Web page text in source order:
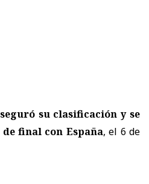
su clasificación y se
final con España, el 6 de